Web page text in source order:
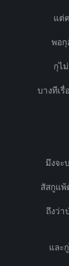
แต่
พอกุ
กุไ
บางทีเรื่
มึงจะ
สัสกูแพ้
ถึงว่า
และ